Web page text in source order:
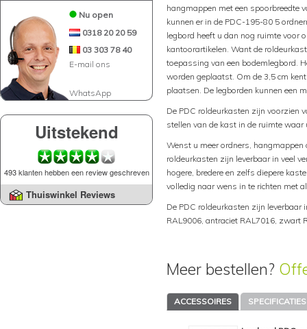
Nu open
0318 20 20 59
03 303 78 40
E-mail ons
WhatsApp
Uitstekend
493 klanten hebben een review geschreven
Thuiswinkel Reviews
hangmappen met een spoorbreedte
kunnen er in de PDC-195-80 5
legbord heeft u dan nog ruimte voor
kantoorartikelen. Want de
toepassing van een bodemlegbord.
worden geplaatst. Om de 3,5 cm
plaatsen. De legborden kunnen een
De PDC roldeurkasten zijn voorzien
stellen van de kast in de ruimte
Wenst u meer ordners, hangmappen
roldeurkasten zijn leverbaar in veel
hogere, bredere en zelfs diepere
volledig naar wens in te richten met
De PDC roldeurkasten zijn
RAL9006, antraciet RAL7016, zwart
Meer bestellen?
ACCESSOIRES SPECIFICATIES